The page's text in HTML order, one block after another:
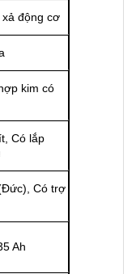
động cơ
kim có
Có lắp
Có trợ
Ah